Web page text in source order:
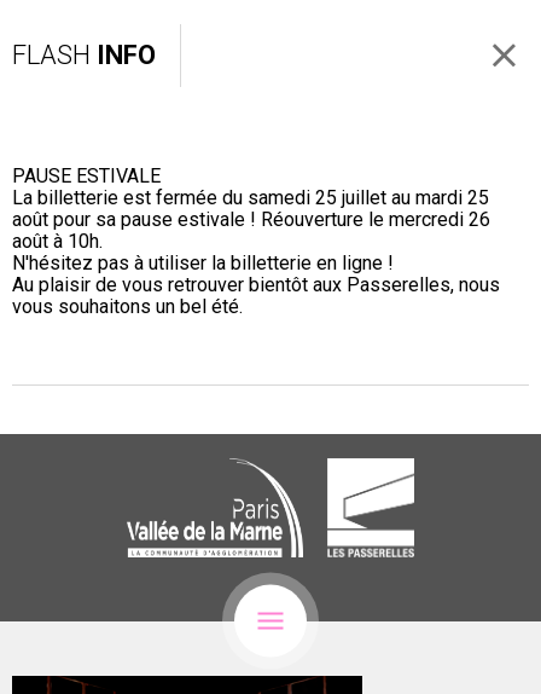
FLASH INFO
PAUSE ESTIVALE
La billetterie est fermée du samedi 25 juillet au mardi 25
août pour sa pause estivale ! Réouverture le mercredi 26
août à 10h.
N'hésitez pas à utiliser la billetterie en ligne !
Au plaisir de vous retrouver bientôt aux Passerelles, nous
vous souhaitons un bel été.